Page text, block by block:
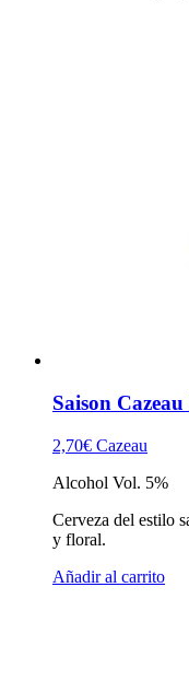
Saison Cazeau
2,70€ Cazeau
Alcohol Vol. 5%
Cerveza del estilo
y floral.
Añadir al carrito